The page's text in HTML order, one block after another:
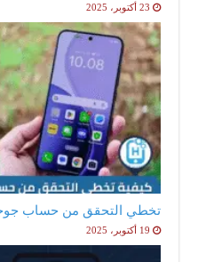
23 أكتوبر، 2025
تخطي التحقق من حساب جوجل OPPO Reno
19 أكتوبر، 2025